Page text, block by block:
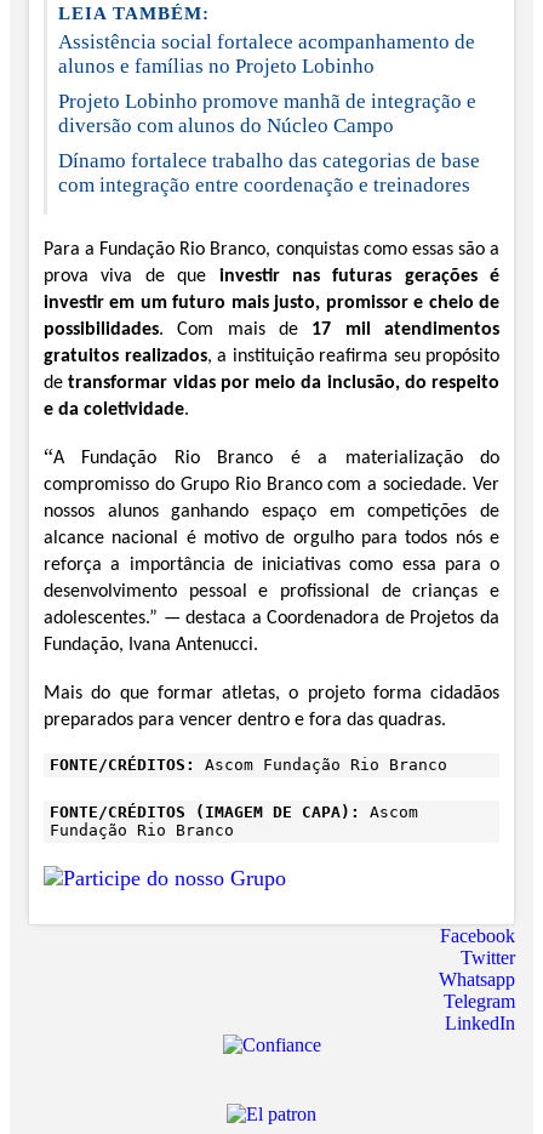
LEIA TAMBÉM:
Assistência social fortalece acompanhamento de
alunos e famílias no Projeto Lobinho
Projeto Lobinho promove manhã de integração e
diversão com alunos do Núcleo Campo
Dínamo fortalece trabalho das categorias de base
com integração entre coordenação e treinadores
Para a Fundação Rio Branco, conquistas como essas são a
prova viva de que investir nas futuras gerações é
investir em um futuro mais justo, promissor e cheio de
possibilidades. Com mais de 17 mil atendimentos
gratuitos realizados, a instituição reafirma seu propósito
detransformar vidas por meio da inclusão, do respeito
e da coletividade.
“A Fundação Rio Branco é a materialização do
compromisso do Grupo Rio Branco com a sociedade. Ver
nossos alunos ganhando espaço em competições de
alcance nacional é motivo de orgulho para todos nós e
reforça a importância de iniciativas como essa para o
desenvolvimento pessoal e profissional de crianças e
adolescentes.” — destaca a Coordenadora de Projetos da
Fundação, Ivana Antenucci.
Mais do que formar atletas, o projeto forma cidadãos
preparados para vencer dentro e fora das quadras.
FONTE/CRÉDITOS: Ascom Fundação Rio Branco
FONTE/CRÉDITOS (IMAGEM DE CAPA):
Ascom
Fundação Rio Branco
Facebook
Twitter
Whatsapp
Telegram
LinkedIn